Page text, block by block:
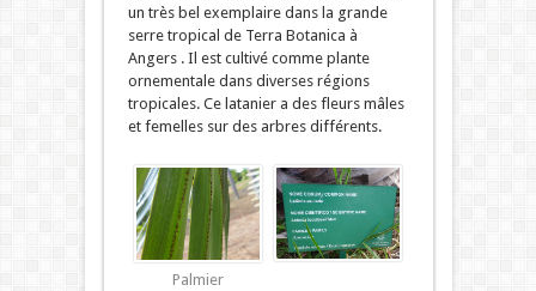
un très bel exemplaire dans la grande
serre tropical de Terra Botanica à
Angers . Il est cultivé comme plante
ornementale dans diverses régions
tropicales. Ce latanier a des fleurs mâles
et femelles sur des arbres différents.
Palmier